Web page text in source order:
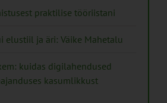
praktilise tööriistani
elustiil ja äri: Väike Mahetalu
kuidas digilahendused
kasumlikkust